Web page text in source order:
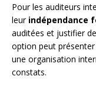
Pour les auditeurs
leur indépendance
auditées et justifier
option peut
une organisation
constats.